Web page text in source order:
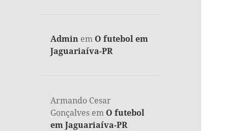
Admin em O futebol em
Jaguariaíva-PR
Armando Cesar
Gonçalves em O futebol
em Jaguariaíva-PR